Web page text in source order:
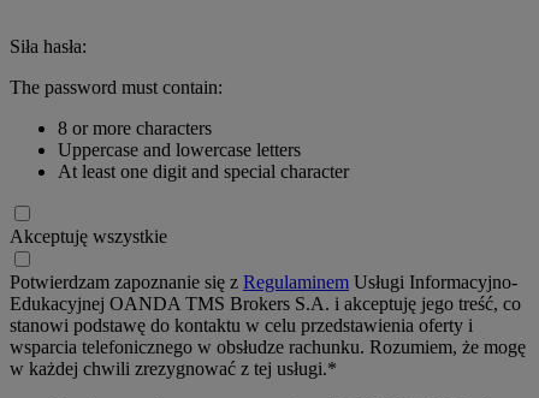
Siła hasła:
The password must contain:
8 or more characters
Uppercase and lowercase letters
At least one digit and special character
Akceptuję wszystkie
Potwierdzam zapoznanie się z Regulaminem Usługi Informacyjno-
Edukacyjnej OANDA TMS Brokers S.A. i akceptuję jego treść, co
stanowi podstawę do kontaktu w celu przedstawienia oferty i
wsparcia telefonicznego w obsłudze rachunku. Rozumiem, że mogę
w każdej chwili zrezygnować z tej usługi.*